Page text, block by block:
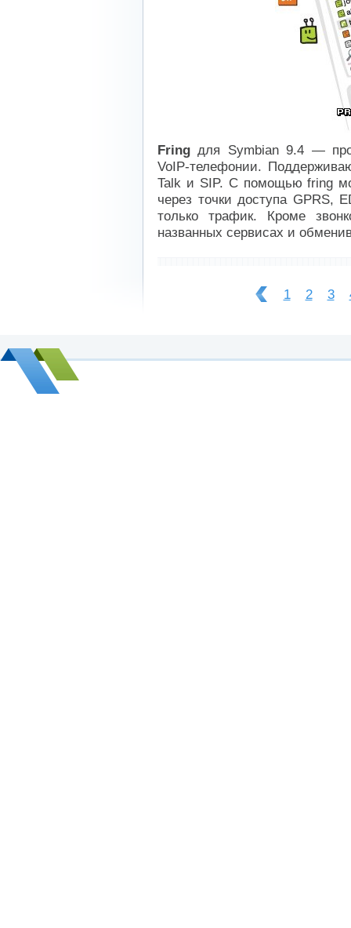
Fring для Symbian 9.4 —
VoIP-телефонии.
Talk и SIP. C помощью fring
через точки доступа GPRS,
только трафик. Кроме
названных сервисах и
1 2 3